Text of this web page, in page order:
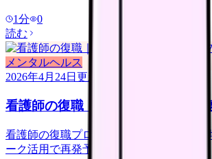
1分
0
読む
メンタルヘルス
2026年4月24日 更新
看護師の復職｜休職明けの段階的
看護師の復職プログラム. 段階的復帰・職
ーク活用で再発予防.